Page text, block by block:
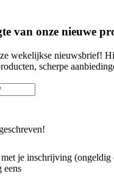
van onze nieuwe
wekelijkse nieuwsbrief!
scherpe
je inschrijving (ongeldig
eens